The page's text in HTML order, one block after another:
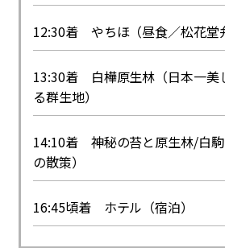
12:30着 やちほ（昼食／松花堂
13:30着 白樺原生林（日本一美
る群生地）
14:10着 神秘の苔と原生林/白
の散策）
16:45頃着 ホテル（宿泊）